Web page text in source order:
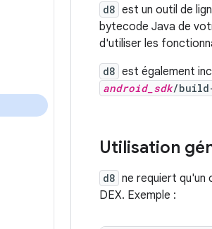
d8 est un outil de
bytecode Java de
d'utiliser les
d8 est également
android_sdk/
Utilisation
d8 ne requiert qu'un
DEX. Exemple :